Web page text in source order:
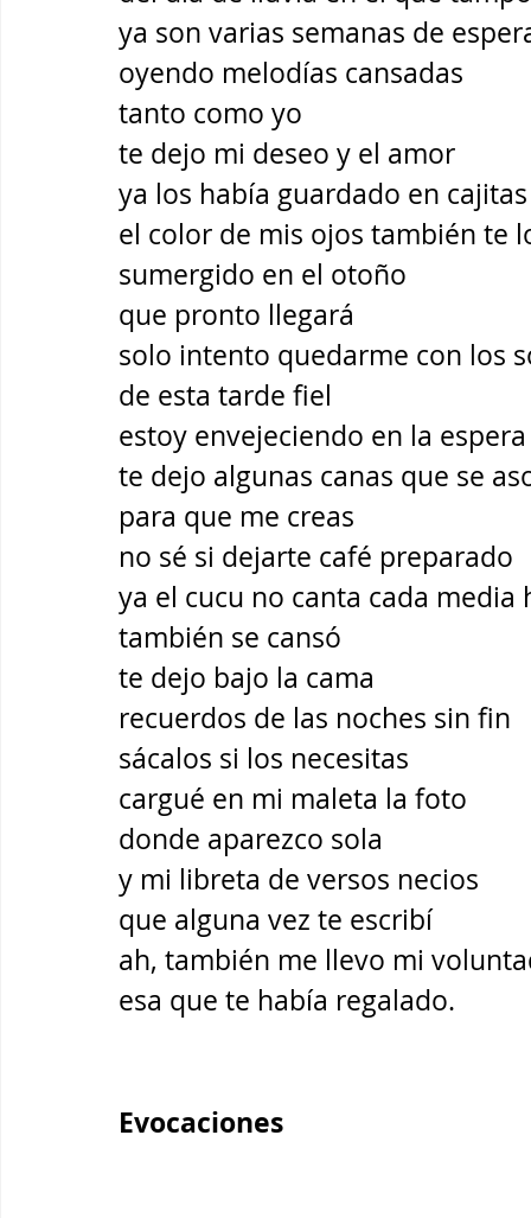
ya son varias semanas de
oyendo melodías cansadas
tanto como yo
te dejo mi deseo y el amor
ya los había guardado en
el color de mis ojos también te
sumergido en el otoño
que pronto llegará
solo intento quedarme con los
de esta tarde fiel
estoy envejeciendo en la espera
te dejo algunas canas que se
para que me creas
no sé si dejarte café preparado
ya el cucu no canta cada media
también se cansó
te dejo bajo la cama
recuerdos de las noches sin fin
sácalos si los necesitas
cargué en mi maleta la foto
donde aparezco sola
y mi libreta de versos necios
que alguna vez te escribí
ah, también me llevo mi
esa que te había regalado.
Evocaciones